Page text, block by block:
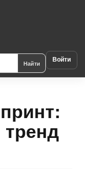
Найти Войти